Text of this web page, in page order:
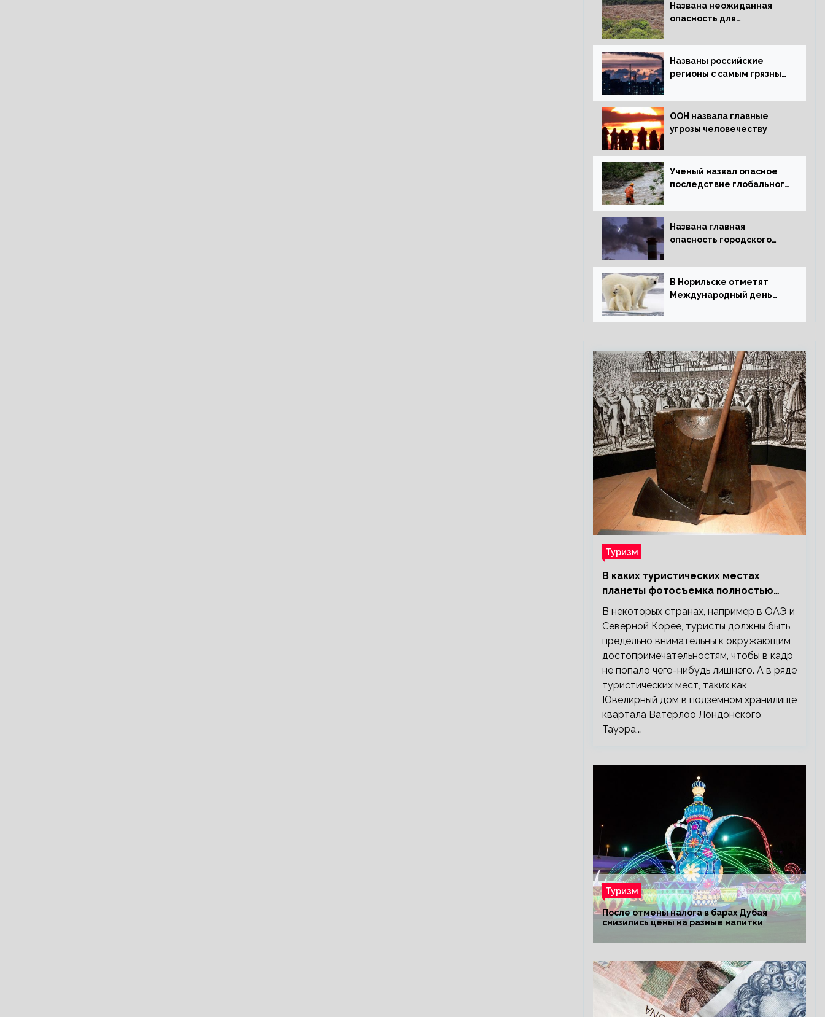
Названа неожиданная
опасность для
планеты
Названы российские
регионы с самым грязным
ООН назвала главные
угрозы человечеству
Ученый назвал опасное
последствие глобального
Названа главная
опасность городского
В Норильске отметят
Международный день
Туризм
В каких туристических местах
планеты фотосъемка полностью
запрещена?
В некоторых странах, например в ОАЭ и
Северной Корее, туристы должны быть
предельно внимательны к окружающим
достопримечательностям, чтобы в кадр
не попало чего-нибудь лишнего. А в ряде
туристических мест, таких как
Ювелирный дом в подземном хранилище
квартала Ватерлоо Лондонского
Тауэра,…
Туризм
После отмены налога в барах Дубая
снизились цены на разные напитки